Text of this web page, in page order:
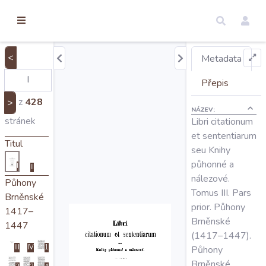
Úvod
Edice
Hledat
Mapy
<
> z 428
stránek
Titul
I II
Půhony
Brněnské
1417–
1447
III IV 1
Metadata
Přepis
NÁZEV:
Libri citationum
et sententiarum
seu Knihy
půhonné a
nálezové.
Tomus III. Pars
prior. Půhony
Brněnské
(1417–1447).
Půhony